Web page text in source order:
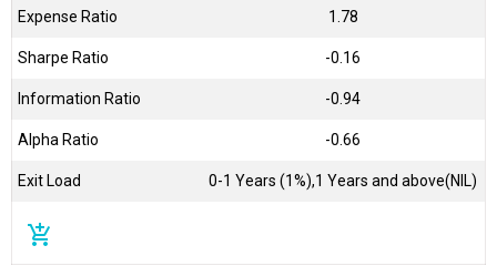
Expense Ratio 1.78
Sharpe Ratio -0.16
Information Ratio -0.94
Alpha Ratio -0.66
Exit Load 0-1 Years (1%),1 Years and above(NIL)
add_shopping_cart